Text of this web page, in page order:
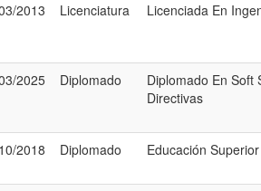
2013 Licenciatura Licenciada En
2025 Diplomado
Diplomado En Soft
Directivas
2018 Diplomado Educación Superior